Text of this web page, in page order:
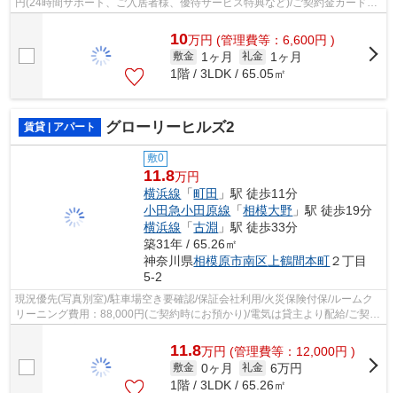
円(24時間サポート、ご入居者様、優待サービス特典など)/ご契約金カード決
10万円 (管理費等：6,600円 )
敷金 1ヶ月 礼金
1ヶ月
1階 / 3LDK / 65.05㎡
賃貸 | アパート グローリーヒルズ2
敷0
11.8万円
横浜線 「町田 」駅 徒歩11分
小田急小田原線 「相模大野 」駅 徒歩19分
横浜線 「古淵 」駅 徒歩33分
築31年 / 65.26㎡
神奈川県相模原市南区 上鶴間本町２丁目
5-2
現況優先(写真別室)/駐車場空き要確認/保証会社利用/火災保険付保/ルームク
リーニング費用：88,000円(ご契約時にお預かり)/電気は貸主より配給/ご契約
11.8万円 (管理費等：12,000円 )
敷金 0ヶ月 礼金 6万円
1階 / 3LDK / 65.26㎡